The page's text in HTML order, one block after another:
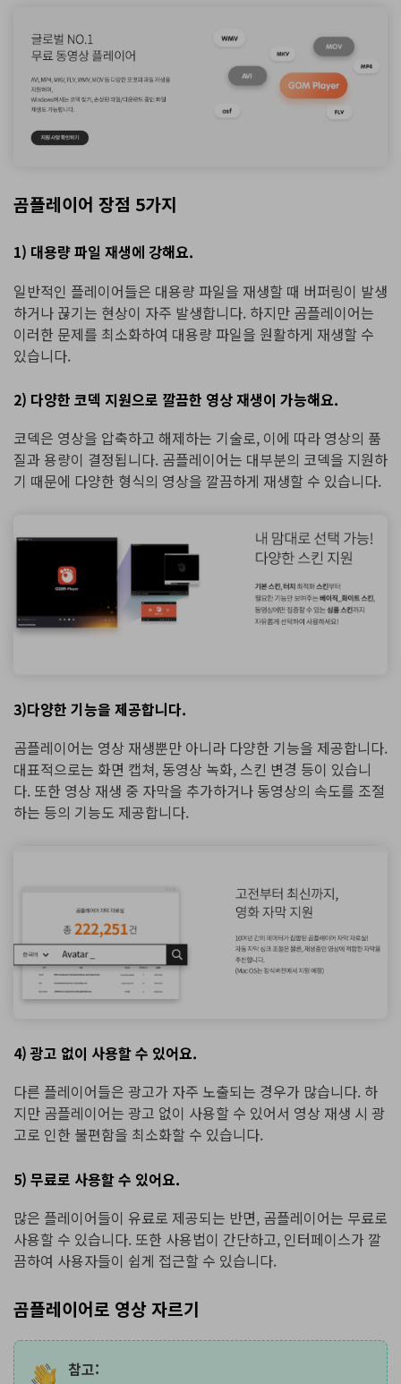
곰플레이어 장점 5가지
1) 대용량 파일 재생에 강해요.
일반적인 플레이어들은 대용량 파일을 재생할 때 버퍼링이 발생
하거나 끊기는 현상이 자주 발생합니다. 하지만 곰플레이어는
이러한 문제를 최소화하여 대용량 파일을 원활하게 재생할 수
있습니다.
2) 다양한 코덱 지원으로 깔끔한 영상 재생이 가능해요.
코덱은 영상을 압축하고 해제하는 기술로, 이에 따라 영상의 품
질과 용량이 결정됩니다. 곰플레이어는 대부분의 코덱을 지원하
기 때문에 다양한 형식의 영상을 깔끔하게 재생할 수 있습니다.
3)다양한 기능을 제공합니다.
곰플레이어는 영상 재생뿐만 아니라 다양한 기능을 제공합니다.
대표적으로는 화면 캡쳐, 동영상 녹화, 스킨 변경 등이 있습니
다. 또한 영상 재생 중 자막을 추가하거나 동영상의 속도를 조절
하는 등의 기능도 제공합니다.
4) 광고 없이 사용할 수 있어요.
다른 플레이어들은 광고가 자주 노출되는 경우가 많습니다. 하
지만 곰플레이어는 광고 없이 사용할 수 있어서 영상 재생 시 광
고로 인한 불편함을 최소화할 수 있습니다.
5) 무료로 사용할 수 있어요.
많은 플레이어들이 유료로 제공되는 반면, 곰플레이어는 무료로
사용할 수 있습니다. 또한 사용법이 간단하고, 인터페이스가 깔
끔하여 사용자들이 쉽게 접근할 수 있습니다.
곰플레이어로 영상 자르기
참고: